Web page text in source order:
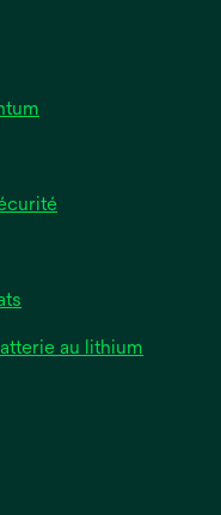
au lithium